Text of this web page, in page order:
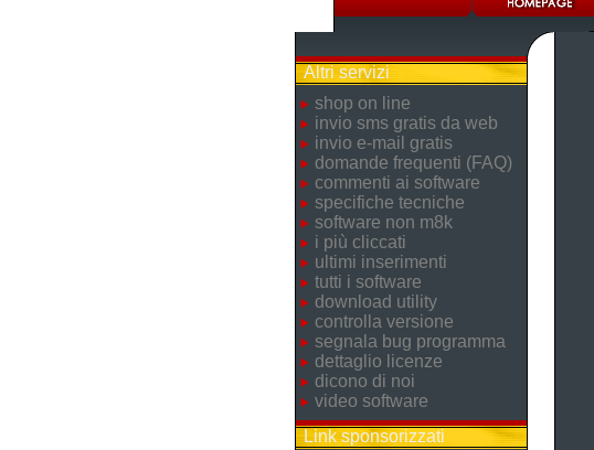
Altri servizi
shop on line
invio sms gratis da web
invio e-mail gratis
domande frequenti (FAQ)
commenti ai software
specifiche tecniche
software non m8k
i più cliccati
ultimi inserimenti
tutti i software
download utility
controlla versione
segnala bug programma
dettaglio licenze
dicono di noi
video software
Link sponsorizzati